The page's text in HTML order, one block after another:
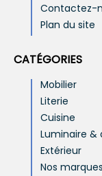
Contactez-
Plan du site
CATÉGORIES
Mobilier
Literie
Cuisine
Luminaire &
Extérieur
Nos marques